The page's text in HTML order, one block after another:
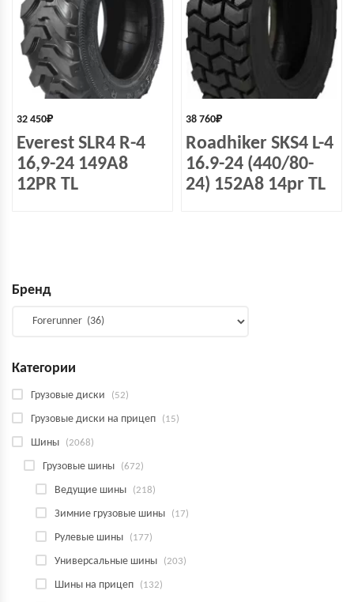
32 450₽
Everest SLR4 R-4
16,9-24 149A8
12PR TL
38 760₽
Roadhiker SKS4 L-4
16.9-24 (440/80-
24) 152A8 14pr TL
Бренд
Категории
Грузовые диски (52)
Грузовые диски на прицеп (15)
Шины (2068)
Грузовые шины (672)
Ведущие шины (218)
Зимние грузовые шины (17)
Рулевые шины (177)
Универсальные шины (203)
Шины на прицеп (132)